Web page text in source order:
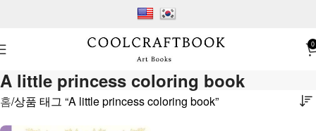
0
A little princess coloring book
홈 상품 태그 “A little princess coloring book”